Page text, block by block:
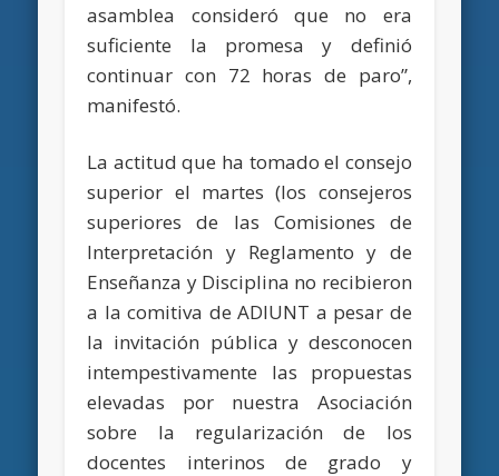
asamblea consideró que no era
suficiente la promesa y definió
continuar con 72 horas de paro”,
manifestó.
La actitud que ha tomado el consejo
superior el martes (los consejeros
superiores de las Comisiones de
Interpretación y Reglamento y de
Enseñanza y Disciplina no recibieron
a la comitiva de ADIUNT a pesar de
la invitación pública y desconocen
intempestivamente las propuestas
elevadas por nuestra Asociación
sobre la regularización de los
docentes interinos de grado y